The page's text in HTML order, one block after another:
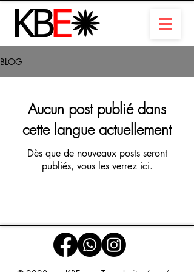
BLOG
Aucun post publié dans
cette langue actuellement
Dès que de nouveaux posts seront
publiés, vous les verrez ici.